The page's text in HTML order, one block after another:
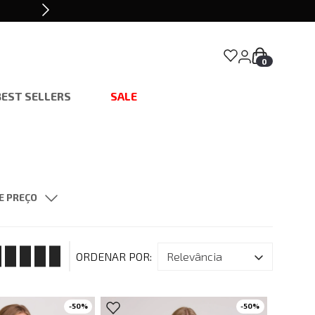
0
SELLERS SALE
Justa
PREÇO
relevância
-50% -50%